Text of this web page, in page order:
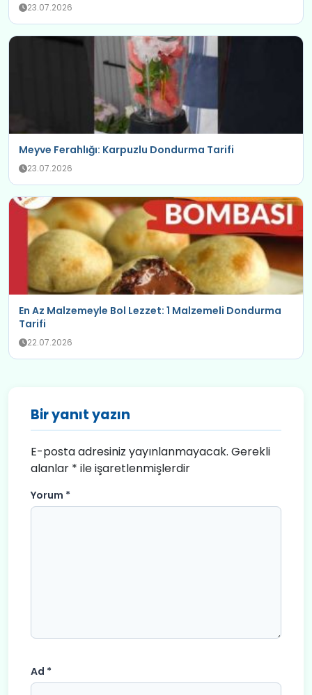
23.07.2026
Meyve Ferahlığı: Karpuzlu Dondurma Tarifi
23.07.2026
En Az Malzemeyle Bol Lezzet: 1 Malzemeli Dondurma
Tarifi
22.07.2026
Bir yanıt yazın
E-posta adresiniz yayınlanmayacak. Gerekli
alanlar * ile işaretlenmişlerdir
Yorum *
Ad *